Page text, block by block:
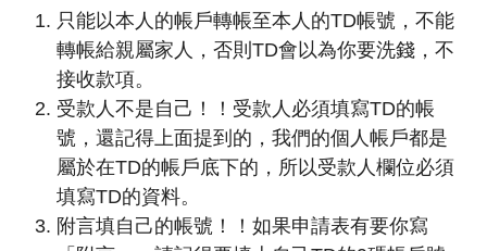
只能以本人的帳戶轉帳至本人的TD帳號，不能
轉帳給親屬家人，否則TD會以為你要洗錢，不
接收款項。
受款人不是自己！！受款人必須填寫TD的帳
號，還記得上面提到的，我們的個人帳戶都是
屬於在TD的帳戶底下的，所以受款人欄位必須
填寫TD的資料。
附言填自己的帳號！！如果申請表有要你寫